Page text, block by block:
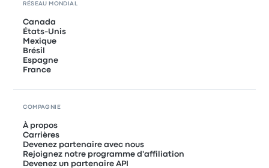
RÉSEAU MONDIAL
Canada
États-Unis
Mexique
Brésil
Espagne
France
COMPAGNIE
À propos
Carrières
Devenez partenaire avec nous
Rejoignez notre programme d'affiliation
Devenez un partenaire API